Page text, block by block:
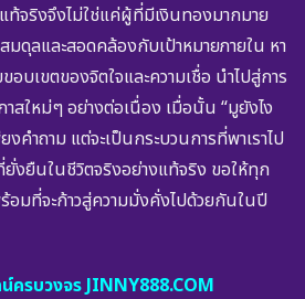
จริงจึงไม่ใช่แค่ผู้ที่มีเงินทองมากมาย
ดุลและสอดคล้องกับเป้าหมายภายใน หา
อบเขตของจิตใจและความเชื่อ นำไปสู่การ
สใหม่ๆ อย่างต่อเนื่อง เมื่อนั้น “มูยังไง
งคำถาม แต่จะเป็นกระบวนการที่พาเราไป
ยั่งยืนในชีวิตจริงอย่างแท้จริง ขอให้ทุก
มที่จะก้าวสู่ความมั่งคั่งไปด้วยกันในปี
ครบวงจร JINNY888.COM